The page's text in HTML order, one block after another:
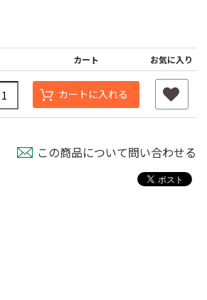
サ 青果鋏
コシジ ぶどう間引
カート お気に入り
カートに入れる
この商品について問い合わせる